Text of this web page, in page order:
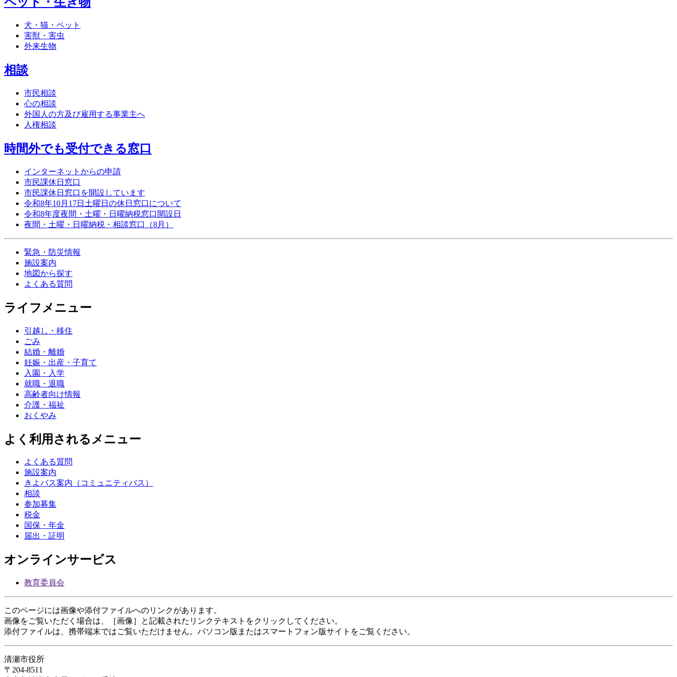
犬・猫・ペット
害獣・害虫
外来生物
相談
市民相談
心の相談
外国人の方及び雇用する事業主へ
人権相談
時間外でも受付できる窓口
インターネットからの申請
市民課休日窓口
市民課休日窓口を開設しています
令和8年10月17日土曜日の休日窓口について
令和8年度夜間・土曜・日曜納税窓口開設日
夜間・土曜・日曜納税・相談窓口（8月）
緊急・防災情報
施設案内
地図から探す
よくある質問
ライフメニュー
引越し・移住
ごみ
結婚・離婚
妊娠・出産・子育て
入園・入学
就職・退職
高齢者向け情報
介護・福祉
おくやみ
よく利用されるメニュー
よくある質問
施設案内
きよバス案内（コミュニティバス）
相談
参加募集
税金
国保・年金
届出・証明
オンラインサービス
教育委員会
このページには画像や添付ファイルへのリンクがあります。
画像をご覧いただく場合は、［画像］と記載されたリンクテキストをクリックしてください。
添付ファイルは、携帯端末ではご覧いただけません。パソコン版またはスマートフォン版サイトをご覧ください。
清瀬市役所
〒204-8511